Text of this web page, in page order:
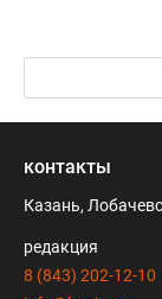
контакты
Казань,
редакция
8 (843) 202-12-10